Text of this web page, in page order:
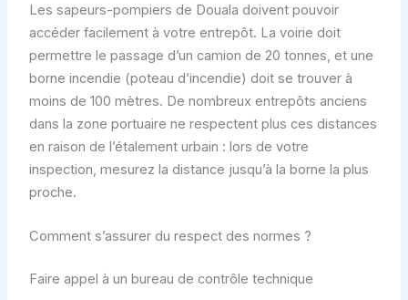
Les sapeurs-pompiers de Douala doivent pouvoir
accéder facilement à votre entrepôt. La voirie doit
permettre le passage d’un camion de 20 tonnes, et une
borne incendie (poteau d’incendie) doit se trouver à
moins de 100 mètres. De nombreux entrepôts anciens
dans la zone portuaire ne respectent plus ces distances
en raison de l’étalement urbain : lors de votre
inspection, mesurez la distance jusqu’à la borne la plus
proche.
Comment s’assurer du respect des normes ?
Faire appel à un bureau de contrôle technique